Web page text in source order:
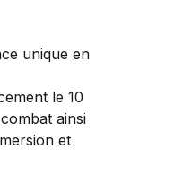
le 10
ainsi
et